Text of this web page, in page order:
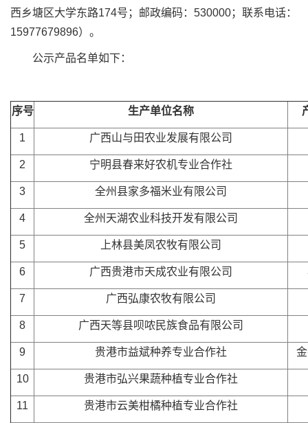
西乡塘区大学东路174号；邮政编码：530000；联系电话：
15977679896）。
公示产品名单如下：
序号 生产单位名称
1 广西山与田农业发展有限公司
2 宁明县春来好农机专业合作社
3 全州县家多福米业有限公司
4 全州天湖农业科技开发有限公司
5 上林县美凤农牧有限公司
6 广西贵港市天成农业有限公司
7 广西弘康农牧有限公司
8 广西天等县呗哝民族食品有限公司
9 贵港市益斌种养专业合作社
10 贵港市弘兴果蔬种植专业合作社
11 贵港市云美柑橘种植专业合作社